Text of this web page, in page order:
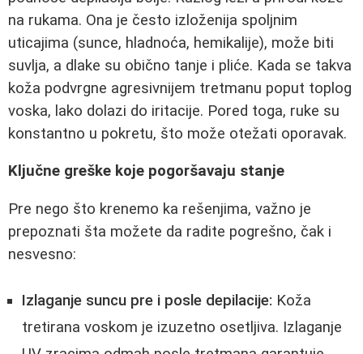
na rukama. Ona je često izloženija spoljnim
uticajima (sunce, hladnoća, hemikalije), može biti
suvlja, a dlake su obično tanje i pliće. Kada se takva
koža podvrgne agresivnijem tretmanu poput toplog
voska, lako dolazi do iritacije. Pored toga, ruke su
konstantno u pokretu, što može otežati oporavak.
Ključne greške koje pogoršavaju stanje
Pre nego što krenemo ka rešenjima, važno je
prepoznati šta možete da radite pogrešno, čak i
nesvesno:
Izlaganje suncu pre i posle depilacije: Koža
tretirana voskom je izuzetno osetljiva. Izlaganje